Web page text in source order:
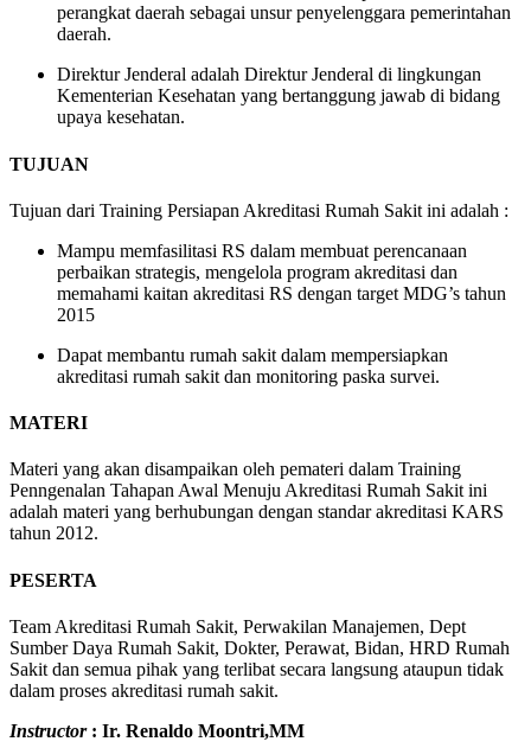
perangkat daerah sebagai unsur penyelenggara pemerintahan
daerah.
Direktur Jenderal adalah Direktur Jenderal di lingkungan
Kementerian Kesehatan yang bertanggung jawab di bidang
upaya kesehatan.
TUJUAN
Tujuan dari Training Persiapan Akreditasi Rumah Sakit ini adalah :
Mampu memfasilitasi RS dalam membuat perencanaan
perbaikan strategis, mengelola program akreditasi dan
memahami kaitan akreditasi RS dengan target MDG’s tahun
2015
Dapat membantu rumah sakit dalam mempersiapkan
akreditasi rumah sakit dan monitoring paska survei.
MATERI
Materi yang akan disampaikan oleh pemateri dalam Training
Penngenalan Tahapan Awal Menuju Akreditasi Rumah Sakit ini
adalah materi yang berhubungan dengan standar akreditasi KARS
tahun 2012.
PESERTA
Team Akreditasi Rumah Sakit, Perwakilan Manajemen, Dept
Sumber Daya Rumah Sakit, Dokter, Perawat, Bidan, HRD Rumah
Sakit dan semua pihak yang terlibat secara langsung ataupun tidak
dalam proses akreditasi rumah sakit.
Instructor: Ir. Renaldo Moontri,MM